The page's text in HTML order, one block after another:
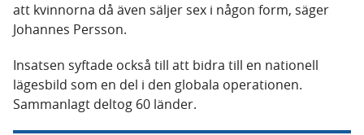
att kvinnorna då även säljer sex i någon form, säger
Johannes Persson.
Insatsen syftade också till att bidra till en nationell
lägesbild som en del i den globala operationen.
Sammanlagt deltog 60 länder.